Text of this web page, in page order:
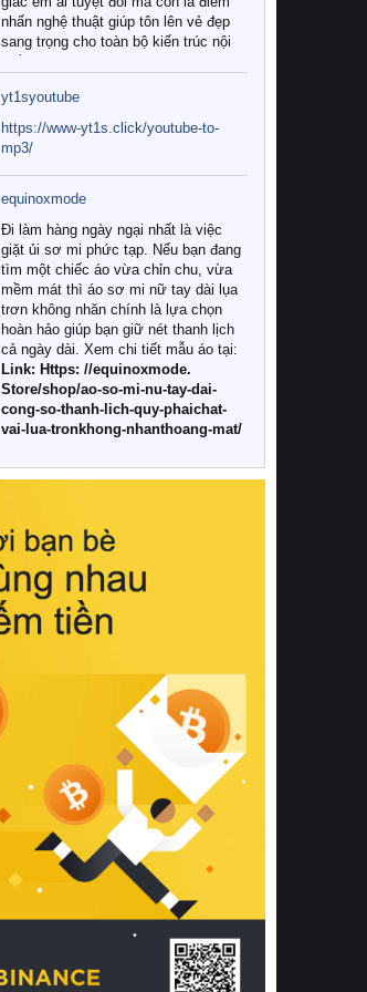
nhấn nghệ thuật giúp tôn lên vẻ đẹp
sang trọng cho toàn bộ kiến trúc nội
Tuy nhiên, giữa thị trường đa dạng
với vô vàn thương hiệu và mẫu mã
như hiện nay, làm thế nào để chọn
được những bộ chăn ga gối đệm cao
cấp thực sự chất lượng, phù hợp với
khí hậu và nhu cầu sử dụng của gia
đình? Hãy cùng chúng tôi đi tìm lời
giải đáp chi tiết qua bài viết dưới đây.
1. Tại sao các gia đình hiện đại lại ưa
chuộng chăn ga gối đệm cao cấp?
Khác với các dòng sản phẩm thông
thường, những bộ chăn ga gối đệm
cao cấp trải qua quy trình sản xuất
nghiêm ngặt từ khâu chọn lọc nguyên
liệu tự nhiên đến công nghệ dệt
nhuộm hiện đại không chứa hóa chất
này, bạn sẽ cảm nhận rõ rệt sự khác
hồi chuẩn xác của phần đệm nâng đỡ
cột sống.
Bên cạnh đó, việc lựa chọn các dòng
sản phẩm đạt chuẩn chất lượng quốc
tế còn giúp ngăn ngừa tình trạng kích
khuẩn và nấm mốc trong điều kiện
thời tiết nóng ẩm. Bạn có thể tìm hiểu
thêm các nghiên cứu khoa học về tác
động của giấc ngủ và môi trường
phòng ngủ đối với sức khỏe con
người tại Sleep Foundation (External
Link) để có cái nhìn toàn diện hơn.
2. Các tiêu chí vàng khi lựa chọn
chăn ga gối đệm cao cấp cho phòng
ngủ
Để sở hữu một bộ chăn ga gối đệm
cao cấp hoàn hảo cả về thẩm mỹ lẫn
công năng, người tiêu dùng cần cân
nhắc kỹ lưỡng các tiêu chí quan trọng
yt1syoutube
https://www-yt1s.click/youtube-to-
mp3/
equinoxmode
Đi làm hàng ngày ngại nhất là việc
giặt ủi sơ mi phức tạp. Nếu bạn đang
tìm một chiếc áo vừa chỉn chu, vừa
mềm mát thì áo sơ mi nữ tay dài lụa
trơn không nhăn chính là lựa chọn
hoàn hảo giúp bạn giữ nét thanh lịch
cả ngày dài. Xem chi tiết mẫu áo tại:
Link: Https: //equinoxmode.
Store/shop/ao-so-mi-nu-tay-dai-
cong-so-thanh-lich-quy-phaichat-
vai-lua-tronkhong-nhanthoang-mat/